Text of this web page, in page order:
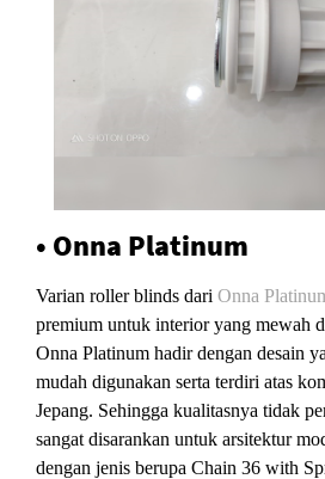
• Onna Platinum
Varian roller blinds dari Onna
premium untuk interior yang mewah
Onna Platinum hadir dengan desain
mudah digunakan serta terdiri atas
Jepang. Sehingga kualitasnya tidak
sangat disarankan untuk arsitektur
dengan jenis berupa Chain 36 with